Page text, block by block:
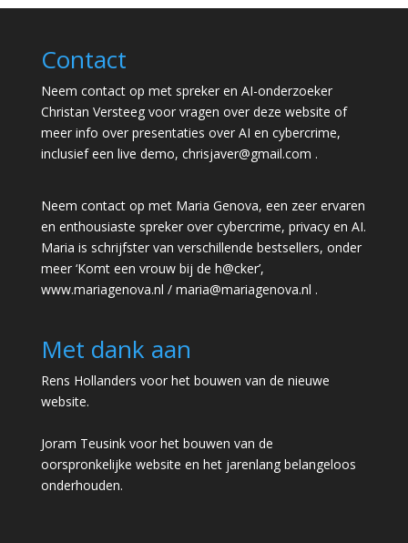
Contact
Neem contact op met spreker en AI-onderzoeker
Christan Versteeg voor vragen over deze website of
meer info over presentaties over AI en cybercrime,
inclusief een live demo, chrisjaver@gmail.com .
Neem contact op met Maria Genova, een zeer ervaren
en enthousiaste spreker over cybercrime, privacy en AI.
Maria is schrijfster van verschillende bestsellers, onder
meer ‘Komt een vrouw bij de h@cker’,
www.mariagenova.nl / maria@mariagenova.nl .
Met dank aan
Rens Hollanders voor het bouwen van de nieuwe
website.
Joram Teusink voor het bouwen van de
oorspronkelijke website en het jarenlang belangeloos
onderhouden.